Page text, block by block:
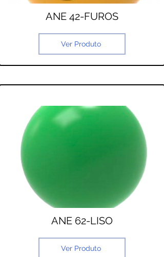
ANE 42-FUROS
Ver Produto
ANE 62-LISO
Ver Produto